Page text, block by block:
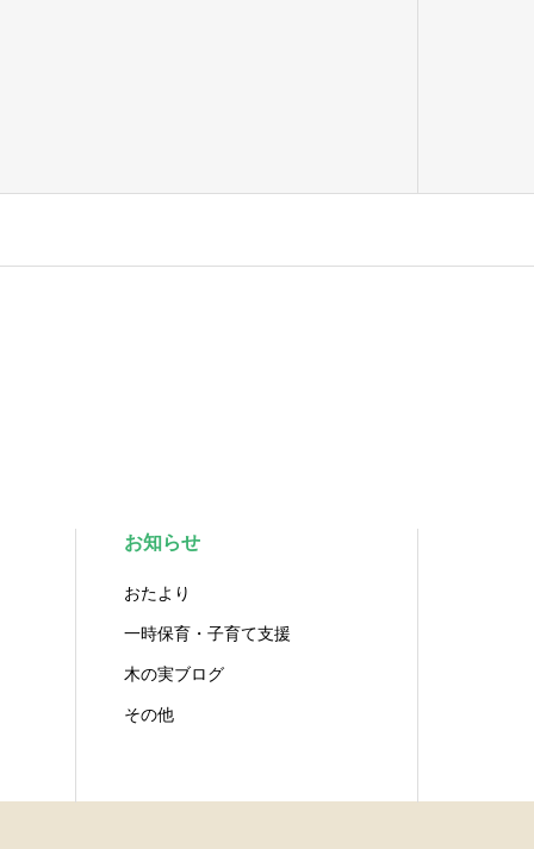
お知らせ
おたより
一時保育・子育て支援
木の実ブログ
その他